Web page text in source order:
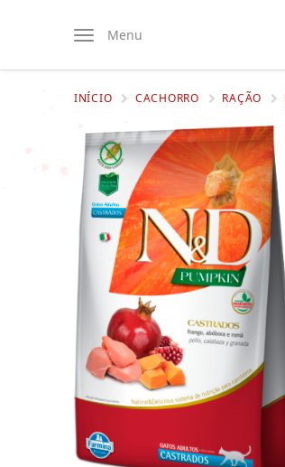
Menu
INÍCIO CACHORRO RAÇÃO